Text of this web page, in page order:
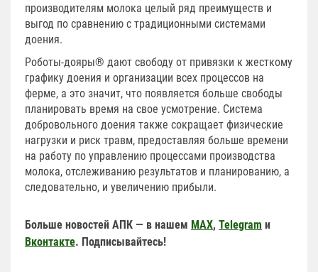
производителям молока целый ряд преимуществ и
выгод по сравнению с традиционными системами
доения.
Роботы-дояры® дают свободу от привязки к жесткому
графику доения и организации всех процессов на
ферме, а это значит, что появляется больше свободы
планировать время на свое усмотрение. Система
добровольного доения также сокращает физические
нагрузки и риск травм, предоставляя больше времени
на работу по управлению процессами производства
молока, отслеживанию результатов и планированию, а
следовательно, и увеличению прибыли.
Больше новостей АПК — в нашем MAX, Telegram и
Вконтакте. Подписывайтесь!